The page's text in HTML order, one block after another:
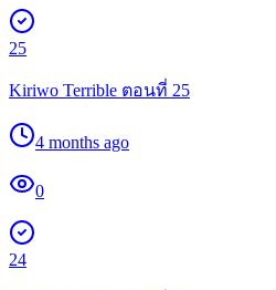
25
Kiriwo Terrible ตอนที่ 25
4 months ago
0
24